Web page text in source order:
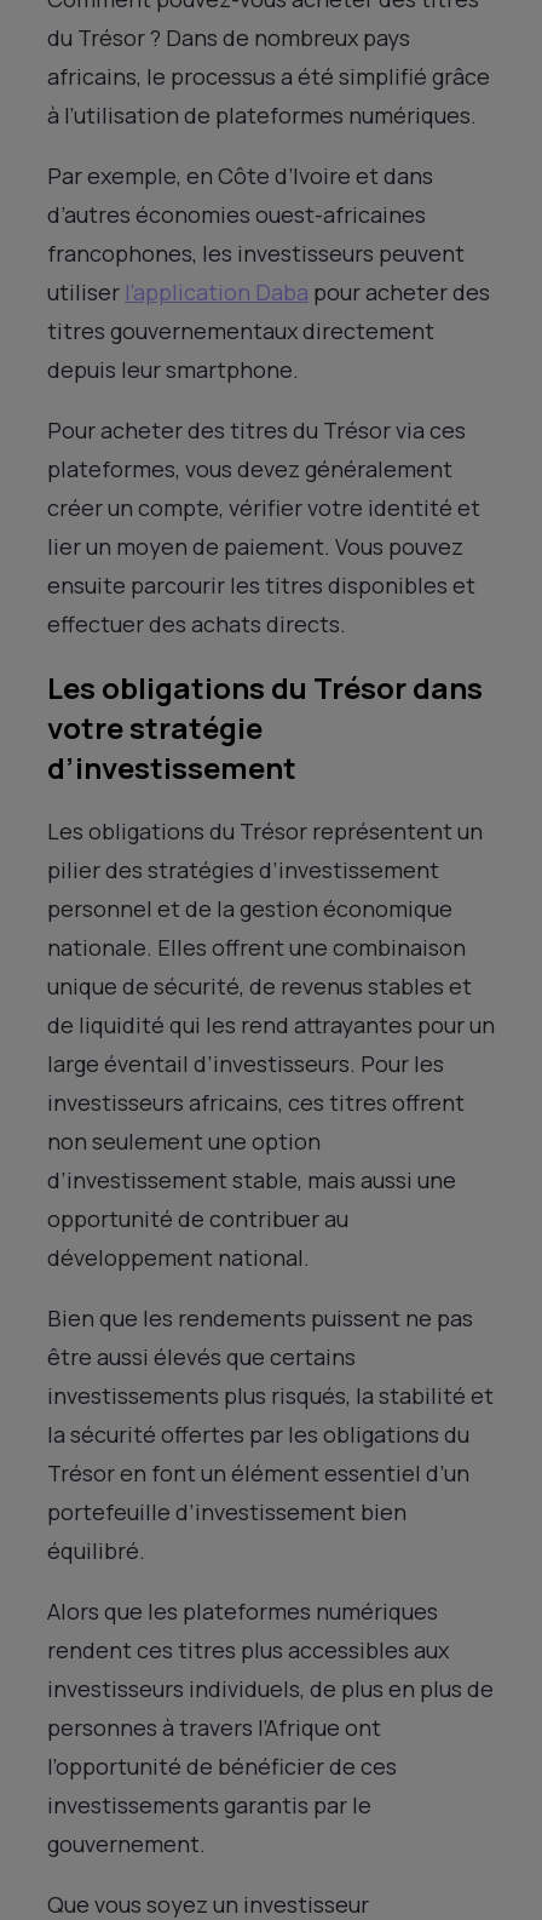
du Trésor ? Dans de nombreux pays
africains, le processus a été simplifié grâce
à l’utilisation de plateformes numériques.
Par exemple, en Côte d’Ivoire et dans
d’autres économies ouest-africaines
francophones, les investisseurs peuvent
utiliser l’application Daba pour acheter des
titres gouvernementaux directement
depuis leur smartphone.
Pour acheter des titres du Trésor via ces
plateformes, vous devez généralement
créer un compte, vérifier votre identité et
lier un moyen de paiement. Vous pouvez
ensuite parcourir les titres disponibles et
effectuer des achats directs.
Les obligations du Trésor dans
votre stratégie
d’investissement
Les obligations du Trésor représentent un
pilier des stratégies d’investissement
personnel et de la gestion économique
nationale. Elles offrent une combinaison
unique de sécurité, de revenus stables et
de liquidité qui les rend attrayantes pour un
large éventail d’investisseurs. Pour les
investisseurs africains, ces titres offrent
non seulement une option
d’investissement stable, mais aussi une
opportunité de contribuer au
développement national.
Bien que les rendements puissent ne pas
être aussi élevés que certains
investissements plus risqués, la stabilité et
la sécurité offertes par les obligations du
Trésor en font un élément essentiel d’un
portefeuille d’investissement bien
équilibré.
Alors que les plateformes numériques
rendent ces titres plus accessibles aux
investisseurs individuels, de plus en plus de
personnes à travers l’Afrique ont
l’opportunité de bénéficier de ces
investissements garantis par le
gouvernement.
Que vous soyez un investisseur